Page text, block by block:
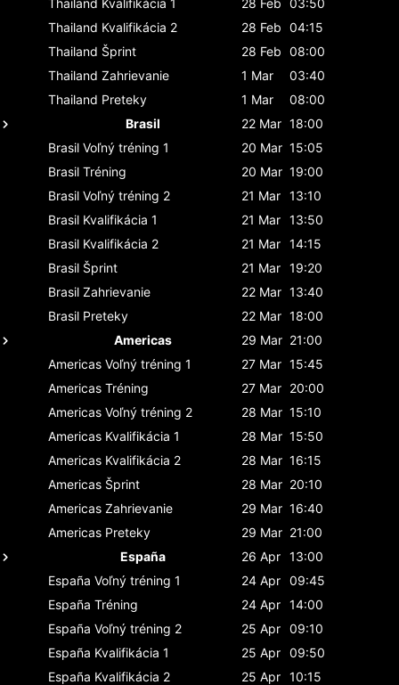
Thailand Kvalifikácia 2 28 Feb 04:15
Thailand Šprint 28 Feb 08:00
Thailand Zahrievanie 1 Mar
03:40
Thailand Preteky 1 Mar
08:00
Brasil
22 Mar 18:00
Brasil Voľný tréning 1 20 Mar 15:05
Brasil Tréning 20 Mar 19:00
Brasil Voľný tréning 2 21 Mar 13:10
Brasil Kvalifikácia 1 21 Mar 13:50
Brasil Kvalifikácia 2 21 Mar 14:15
Brasil Šprint 21 Mar 19:20
Brasil Zahrievanie 22 Mar 13:40
Brasil Preteky 22 Mar 18:00
Americas
29 Mar 21:00
Americas Voľný tréning 1 27 Mar 15:45
Americas Tréning 27 Mar 20:00
Americas Voľný tréning 2 28 Mar 15:10
Americas Kvalifikácia 1 28 Mar 15:50
Americas Kvalifikácia 2 28 Mar 16:15
Americas Šprint 28 Mar 20:10
Americas Zahrievanie 29 Mar 16:40
Americas Preteky 29 Mar 21:00
España
26 Apr 13:00
España Voľný tréning 1 24 Apr 09:45
España Tréning 24 Apr 14:00
España Voľný tréning 2 25 Apr 09:10
España Kvalifikácia 1 25 Apr 09:50
España Kvalifikácia 2 25 Apr 10:15